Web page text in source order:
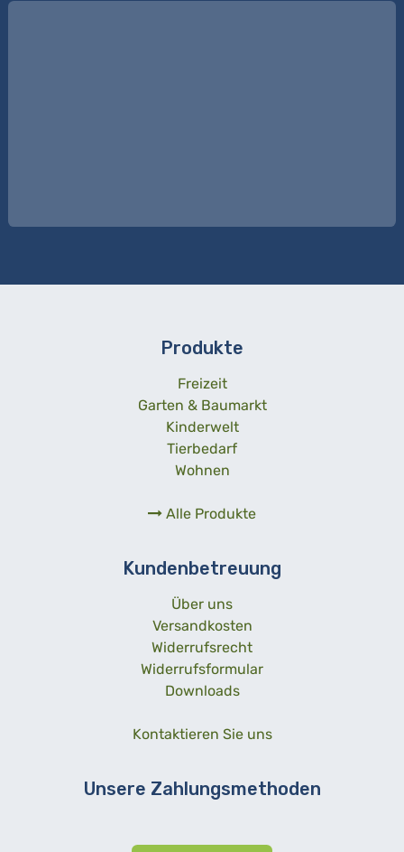
Produkte
Freizeit
Garten & Baumarkt
Kinderwelt
Tierbedarf
Wohnen
Alle Produkte
Kundenbetreuung
Über uns
Versandkosten
Widerrufsrecht
Widerrufsformular
Downloads
Kontaktieren Sie uns
Unsere Zahlungsmethoden